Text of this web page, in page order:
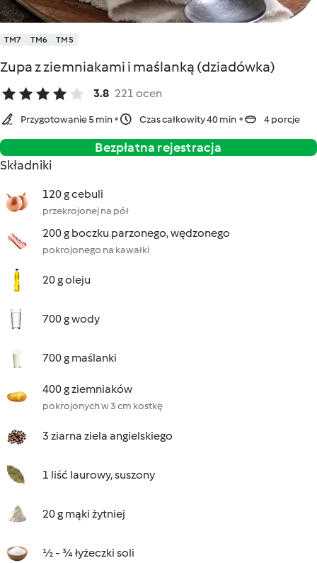
TM7 TM6 TM5
Zupa z ziemniakami i maślanką (dziadówka)
3.8 221 ocen
Przygotowanie 5 min Czas całkowity 40 min 4 porcje
Bezpłatna rejestracja
Składniki
120 g cebuli
przekrojonej na pół
200 g boczku parzonego, wędzonego
pokrojonego na kawałki
20 g oleju
700 g wody
700 g maślanki
400 g ziemniaków
pokrojonych w 3 cm kostkę
3 ziarna ziela angielskiego
1 liść laurowy, suszony
20 g mąki żytniej
½ - ¾ łyżeczki soli